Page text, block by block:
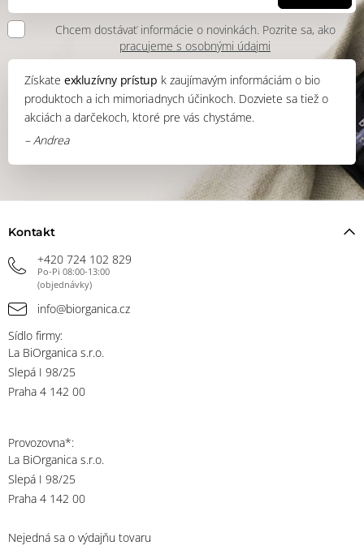
Chcem dostávať informácie o novinkách. Pozrite sa, ako
pracujeme s osobnými údajmi
Získateexkluzívny prístup k zaujímavým informáciám o bio
produktoch a ich mimoriadnych účinkoch. Dozviete sa tiež o
akciách a darčekoch, ktoré pre vás chystáme.
– Andrea
Kontakt
+420 724 102 829
Po-Pi 08:00-13:00
(objednávky)
info@biorganica.cz
Sídlo firmy:
La BiOrganica s.r.o.
Slepá I 98/25
Praha 4 142 00
Provozovna*:
La BiOrganica s.r.o.
Slepá I 98/25
Praha 4 142 00
Nejedná sa o výdajňu tovaru